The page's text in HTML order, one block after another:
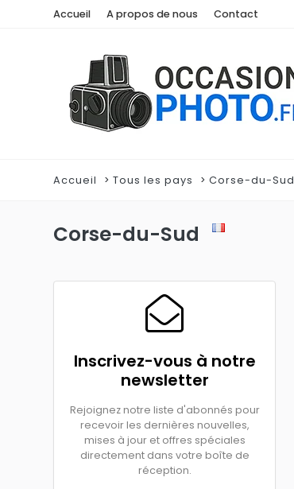
Accueil A propos de nous Contact
Accueil Tous les pays Corse-du-Sud
Corse-du-Sud
Inscrivez-vous à notre
newsletter
Rejoignez notre liste d'abonnés pour
recevoir les dernières nouvelles,
mises à jour et offres spéciales
directement dans votre boîte de
réception.